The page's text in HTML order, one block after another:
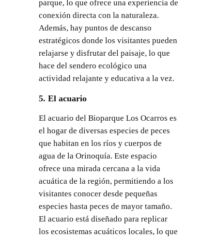
parque, lo que ofrece una experiencia de
conexión directa con la naturaleza.
Además, hay puntos de descanso
estratégicos donde los visitantes pueden
relajarse y disfrutar del paisaje, lo que
hace del sendero ecológico una
actividad relajante y educativa a la vez.
5. El acuario
El acuario del Bioparque Los Ocarros es
el hogar de diversas especies de peces
que habitan en los ríos y cuerpos de
agua de la Orinoquía. Este espacio
ofrece una mirada cercana a la vida
acuática de la región, permitiendo a los
visitantes conocer desde pequeñas
especies hasta peces de mayor tamaño.
El acuario está diseñado para replicar
los ecosistemas acuáticos locales, lo que